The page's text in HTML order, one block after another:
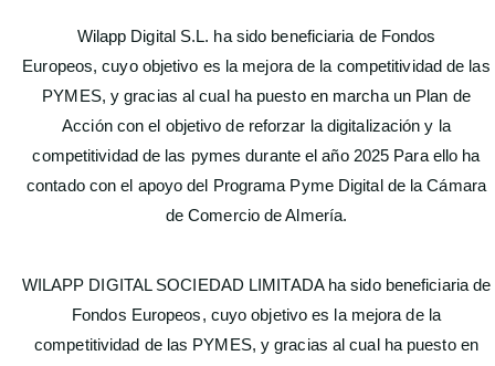
Wilapp Digital S.L. ha sido beneficiaria de Fondos
Europeos, cuyo objetivo es la mejora de la competitividad de las
PYMES, y gracias al cual ha puesto en marcha un Plan de
Acción con el objetivo de reforzar la digitalización y la
competitividad de las pymes durante el año 2025 Para ello ha
contado con el apoyo del Programa Pyme Digital de la Cámara
de Comercio de Almería.
WILAPP DIGITAL SOCIEDAD LIMITADA ha sido beneficiaria de
Fondos Europeos, cuyo objetivo es la mejora de la
competitividad de las PYMES, y gracias al cual ha puesto en